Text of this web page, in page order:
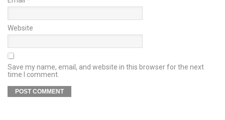
Website
Save my name, email, and website in this browser for the next
time I comment.